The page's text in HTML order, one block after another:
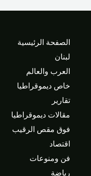
الصفحة الرئيسية
لبنان
العرب والعالم
خاص ديموقراطيا
تقارير
مقالات ديموقراطيا
فوق مقص الرقيب
اقتصاد
فن ومنوعات
رياضة